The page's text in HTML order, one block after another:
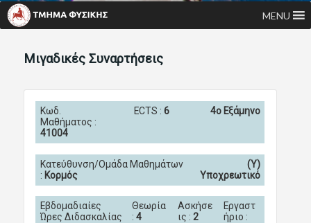
MENU
Μιγαδικές Συναρτήσεις
Κωδ.
Μαθήματος :
41004
ECTS :6 4ο Εξάμηνο
Κατεύθυνση/Ομάδα Μαθημάτων
: Κορμός
(Υ)
Υποχρεωτικό
Εβδομαδιαίες
Ώρες Διδασκαλίας
Θεωρία
: 4
Ασκήσε
ις : 2
Εργαστ
ήριο :